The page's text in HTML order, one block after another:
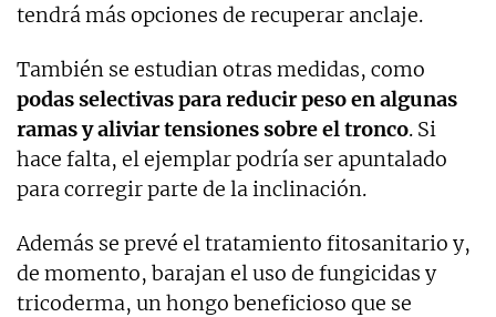
tendrá más opciones de recuperar anclaje.
También se estudian otras medidas, como
podas selectivas para reducir peso en algunas
ramas y aliviar tensiones sobre el tronco. Si
hace falta, el ejemplar podría ser apuntalado
para corregir parte de la inclinación.
Además se prevé el tratamiento fitosanitario y,
de momento, barajan el uso de fungicidas y
tricoderma, un hongo beneficioso que se